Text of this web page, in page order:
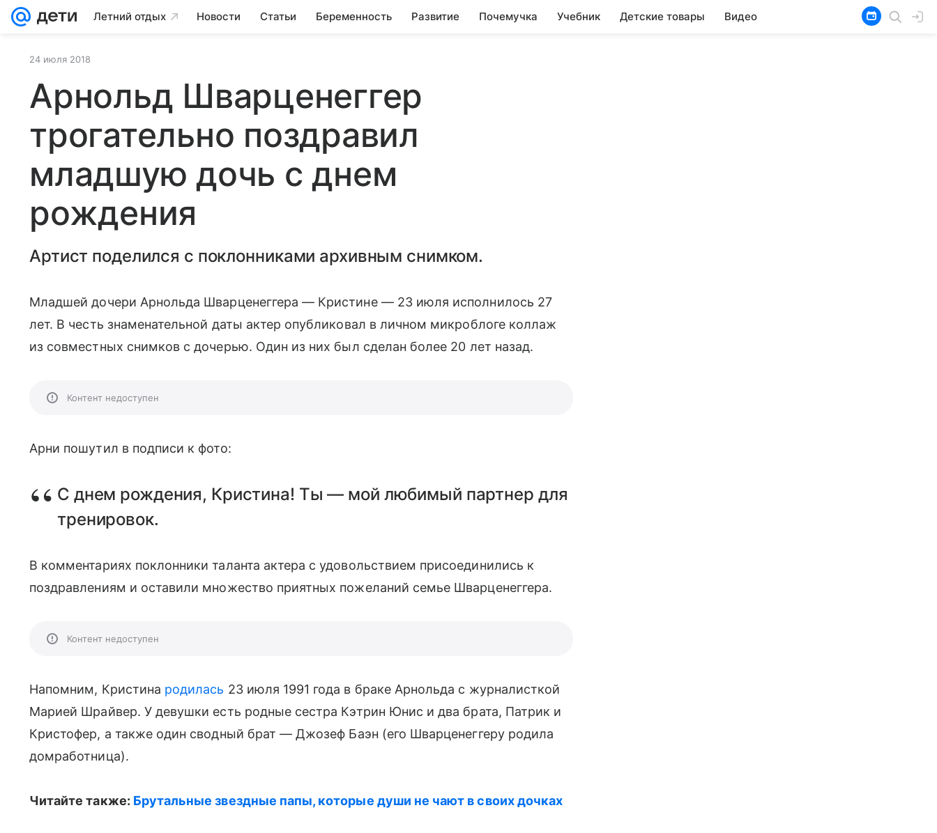
Летний отдых Новости Статьи Беременность Развитие Почемучка Учебник Детские товары Видео
24 июля 2018
Арнольд Шварценеггер
трогательно поздравил
младшую дочь с днем
рождения
Артист поделился с поклонниками архивным снимком.
Младшей дочери Арнольда Шварценеггера — Кристине — 23 июля исполнилось 27
лет. В честь знаменательной даты актер опубликовал в личном микроблоге коллаж
из совместных снимков с дочерью. Один из них был сделан более 20 лет назад.
Контент недоступен
Арни пошутил в подписи к фото:
С днем рождения, Кристина! Ты — мой любимый партнер для
тренировок.
В комментариях поклонники таланта актера с удовольствием присоединились к
поздравлениям и оставили множество приятных пожеланий семье Шварценеггера.
Контент недоступен
Напомним, Кристина родилась 23 июля 1991 года в браке Арнольда с журналисткой
Марией Шрайвер. У девушки есть родные сестра Кэтрин Юнис и два брата, Патрик и
Кристофер, а также один сводный брат — Джозеф Баэн (его Шварценеггеру родила
домработница).
Читайте также: Брутальные звездные папы, которые души не чают в своих дочках